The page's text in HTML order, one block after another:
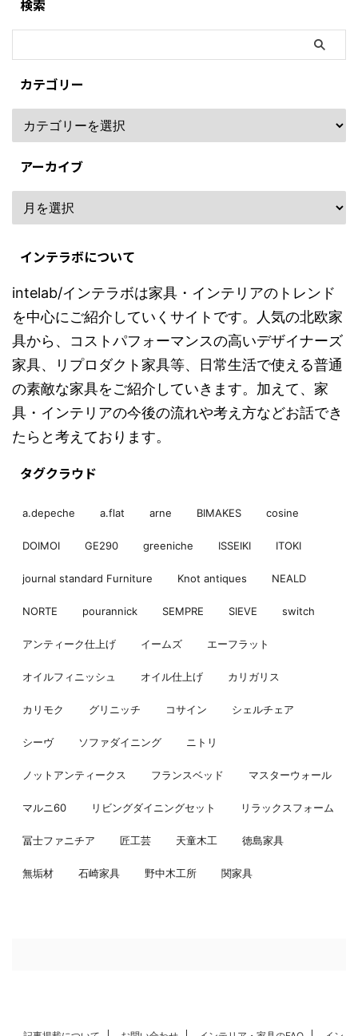
検索
カテゴリー
アーカイブ
インテラボについて
intelab/インテラボは家具・インテリアのトレンド
を中心にご紹介していくサイトです。人気の北欧家
具から、コストパフォーマンスの高いデザイナーズ
家具、リプロダクト家具等、日常生活で使える普通
の素敵な家具をご紹介していきます。加えて、家
具・インテリアの今後の流れや考え方などお話でき
たらと考えております。
タグクラウド
a.depeche a.flat arne BIMAKES cosine
DOIMOI GE290 greeniche ISSEIKI ITOKI
journal standard Furniture Knot antiques NEALD
NORTE pourannick SEMPRE SIEVE switch
アンティーク仕上げ イームズ エーフラット
オイルフィニッシュ オイル仕上げ カリガリス
カリモク グリニッチ コサイン シェルチェア
シーヴ ソファダイニング ニトリ
ノットアンティークス フランスベッド マスターウォール
マルニ60 リビングダイニングセット リラックスフォーム
冨士ファニチア 匠工芸 天童木工 徳島家具
無垢材 石崎家具 野中木工所 関家具